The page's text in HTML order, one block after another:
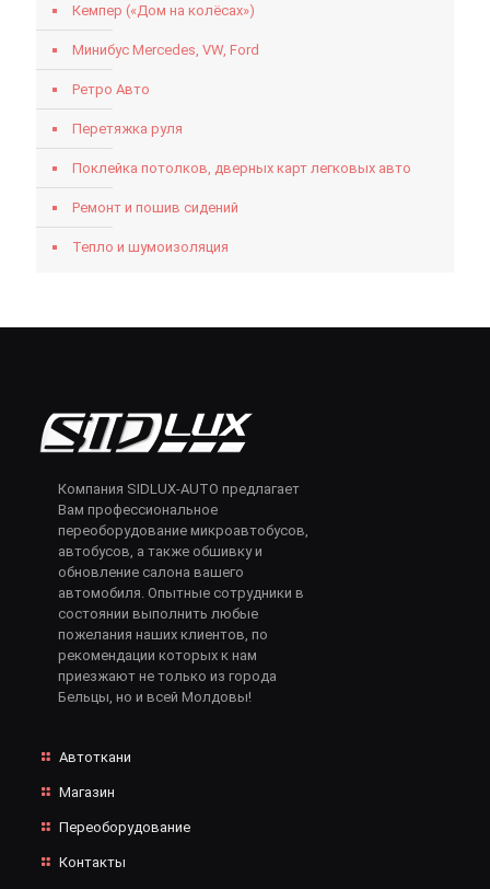
Кемпер («Дом на колёсах»)
Минибус Mercedes, VW, Ford
Ретро Авто
Перетяжка руля
Поклейка потолков, дверных карт легковых авто
Ремонт и пошив сидений
Тепло и шумоизоляция
Компания SIDLUX-AUTO предлагает
Вам профессиональное
переоборудование микроавтобусов,
автобусов, а также обшивку и
обновление салона вашего
автомобиля. Опытные сотрудники в
состоянии выполнить любые
пожелания наших клиентов, по
рекомендации которых к нам
приезжают не только из города
Бельцы, но и всей Молдовы!
Автоткани
Магазин
Переоборудование
Контакты